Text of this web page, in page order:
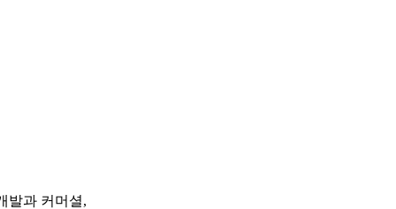
발과 커머셜,